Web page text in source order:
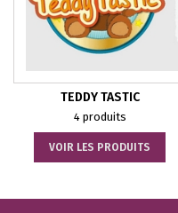
TEDDY TASTIC
4 produits
VOIR LES PRODUITS